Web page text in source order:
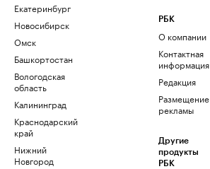
Екатеринбург
Новосибирск
Омск
Башкортостан
Вологодская
область
Калининград
Краснодарский
край
Нижний
Новгород
РБК
О компании
Контактная
информация
Редакция
Размещение
рекламы
Другие
продукты
РБК